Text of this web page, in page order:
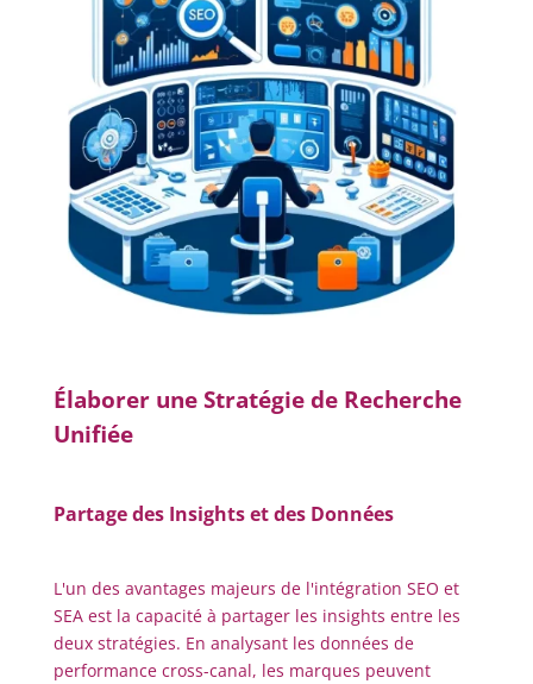
Élaborer une Stratégie de Recherche
Unifiée
Partage des Insights et des Données
L'un des avantages majeurs de l'intégration SEO et
SEA est la capacité à partager les insights entre les
deux stratégies. En analysant les données de
performance cross-canal, les marques peuvent